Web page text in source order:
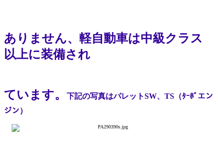
ありません、軽自動車は中級クラス
以上に装備され
ています。
下記の写真はパレットSW、TS（ﾀｰﾎﾞエン
ジン）